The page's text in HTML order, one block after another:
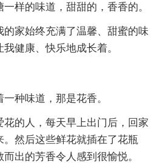
样的味道，甜甜的，香香的。
的家始终充满了温馨、甜蜜的味
健康、快乐地成长着。
种味道，那是花香。
花的人，每天早上出门后，回家
然后这些鲜花就插在了花瓶
出的芳香令人感到很愉悦。